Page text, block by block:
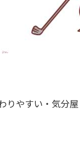
りやすい・気分